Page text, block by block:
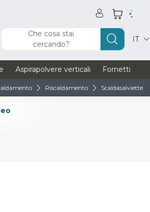
Che cosa stai
cercando?
IT
Aspirapolvere verticali Fornetti
Riscaldamento Scaldasalviette